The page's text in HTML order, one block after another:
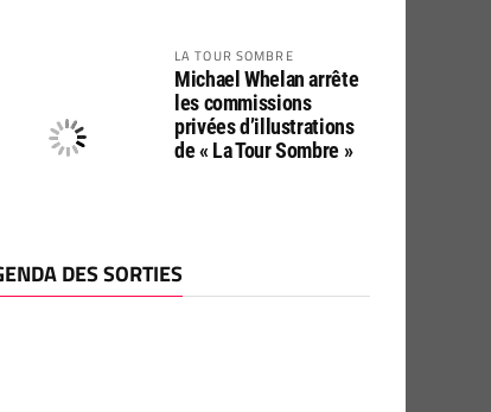
LA TOUR SOMBRE
Michael Whelan arrête
les commissions
privées d’illustrations
de « La Tour Sombre »
DES SORTIES